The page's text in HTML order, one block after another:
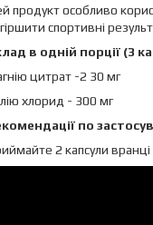
продукт особливо
спортивні
в одній порції (3
цитрат -2 30 мг
хлорид - 300 мг
по
2 капсули